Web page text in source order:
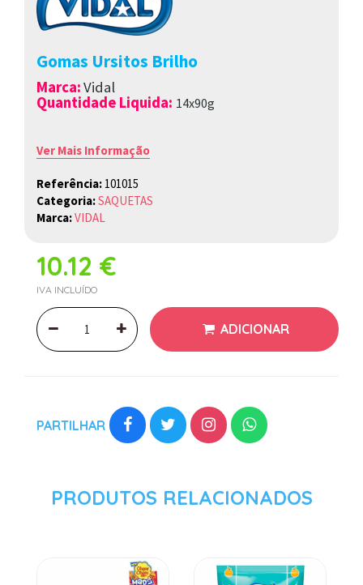
Gomas Ursitos Brilho
Marca:Vidal
Quantidade Liquida: 14x90g
Ver Mais Informação
Referência: 101015
Categoria:SAQUETAS
Marca:VIDAL
10.12 €
IVA INCLUÍDO
ADICIONAR
PARTILHAR
PRODUTOS RELACIONADOS